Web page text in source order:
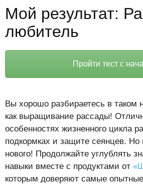
Мой результат:
любитель
Пройти тест с
Вы хорошо разбираетесь в таком
как выращивание рассады!
особенностях жизненного цикла
подкормках и защите сеянцев.
нового! Продолжайте углублять
навыки вместе с продуктами от
которым доверяют самые опытные